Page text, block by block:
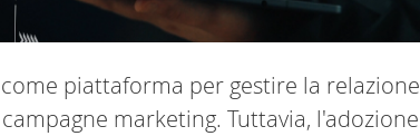
piattaforma per gestire la relazione
marketing. Tuttavia, l'adozione